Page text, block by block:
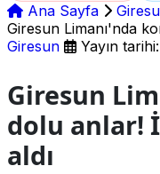
Ana Sayfa
Giresun Limanı'nda
aldı
Giresun Yayın
Giresun
dolu anlar!
aldı